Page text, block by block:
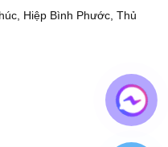
Hiệp Bình Phước, Thủ